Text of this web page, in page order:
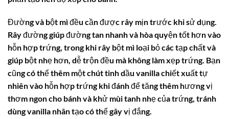
Đường và bột mì đều cần được rây mịn trước khi sử dụng.
Rây đường giúp đường tan nhanh và hòa quyện tốt hơn vào
hỗn hợp trứng, trong khi rây bột mì loại bỏ các tạp chất và
giúp bột nhẹ hơn, dễ trộn đều mà không làm xẹp trứng. Bạn
cũng có thể thêm một chút tinh dầu vanilla chiết xuất tự
nhiên vào hỗn hợp trứng khi đánh để tăng thêm hương vị
thơm ngon cho bánh và khử mùi tanh nhẹ của trứng, tránh
dùng vanilla nhân tạo có thể gây vị đắng.